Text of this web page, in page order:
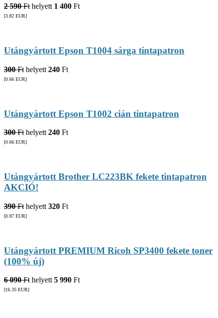
2 590 Fthelyett 1 400 Ft
[3.82 EUR]
Utángyártott Epson T1004 sárga tintapatron
300 Ft helyett 240 Ft
[0.66 EUR]
Utángyártott Epson T1002 cián tintapatron
300 Ft helyett 240 Ft
[0.66 EUR]
Utángyártott Brother LC223BK fekete tintapatron
AKCIÓ!
390 Ft helyett 320 Ft
[0.87 EUR]
Utángyártott PREMIUM Ricoh SP3400 fekete toner
(100% új)
6 090 Ft helyett 5 990 Ft
[16.35 EUR]